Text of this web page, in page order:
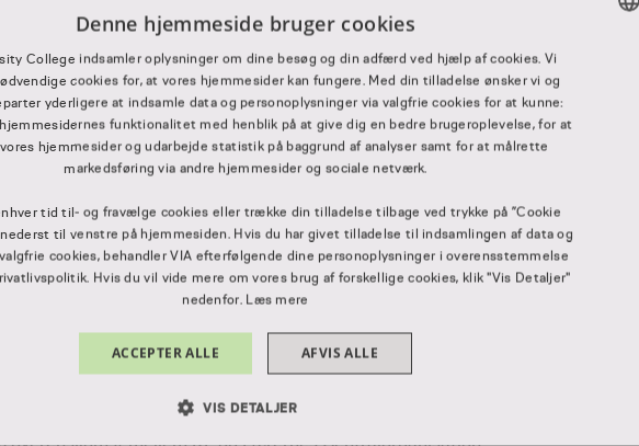
for at styrke elevernesmadmodog give dem nye
til at smage nyt samt kræsenhed.
metoder til at skabe spændende og fagligt indhold,
og nye råvarer.
i forhold til smag, tilsmagning, råvarekendskab og
transport, ophold og materialer. Det resterende
Denne hjemmeside bruger cookies
College indsamler oplysninger om dine besøg og din adfærd ved hjælp af cookies. Vi
cookies for, at vores hjemmesider kan fungere. Med din tilladelse ønsker vi og
yderligere at indsamle data og personoplysninger via valgfrie cookies for at kunne:
funktionalitet med henblik på at give dig en bedre brugeroplevelse, for at
hjemmesider og udarbejde statistik på baggrund af analyser samt for at målrette
markedsføring via andre hjemmesider og sociale netværk.
tid til- og fravælge cookies eller trække din tilladelse tilbage ved trykke på ”Cookie
til venstre på hjemmesiden. Hvis du har givet tilladelse til indsamlingen af data og
cookies, behandler VIA efterfølgende dine personoplysninger i overensstemmelse
Hvis du vil vide mere om vores brug af forskellige cookies, klik "Vis Detaljer"
nedenfor. Læs mere
ACCEPTER ALLE AFVIS ALLE
VIS DETALJER